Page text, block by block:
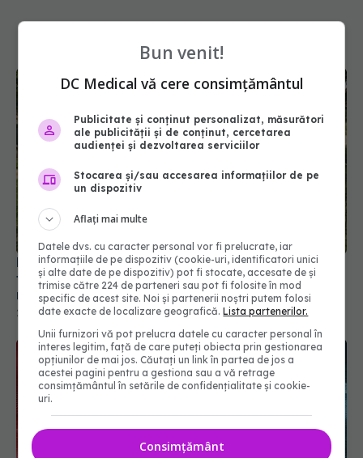
Ministerul Sănătății avertizează: Nu beți apă din
fântâni după inundații! Riscul de îmbolnăvire este
mare
22 iul 2026, 09:38
Bun venit!
DC Medical vă cere consimțământul
Publicitate și conținut personalizat, măsurători
ale publicității și de conținut, cercetarea
audienței și dezvoltarea serviciilor
Stocarea și/sau accesarea informațiilor de pe
un dispozitiv
Aflați mai multe
Datele dvs. cu caracter personal vor fi prelucrate, iar
informațiile de pe dispozitiv (cookie-uri, identificatori unici
și alte date de pe dispozitiv) pot fi stocate, accesate de și
trimise către 224 de parteneri sau pot fi folosite în mod
specific de acest site. Noi și partenerii noștri putem folosi
date exacte de localizare geografică.Lista partenerilor.
Unii furnizori vă pot prelucra datele cu caracter personal în
interes legitim, față de care puteți obiecta prin gestionarea
opțiunilor de mai jos. Căutați un link în partea de jos a
acestei pagini pentru a gestiona sau a vă retrage
consimțământul în setările de confidențialitate și cookie-
uri.
Consimțământ